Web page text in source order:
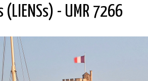
- UMR 7266